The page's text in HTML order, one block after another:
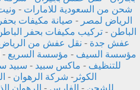
شحن من السعودية للامارات -
الرياض لمصر - صيانة مكيفات
الباطن -تركيب مكيفات بحفر
عفش جدة - نقل عفش من
مؤسسة السيف - مؤسسة السريع -
للتنظيف - ماكس سبيد - سبيد
الكوثر- شركة الرهوان -